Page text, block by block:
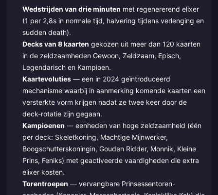
Wedstrijden van drie minuten met regenererend elixer
(1 per 2,8s in normale tijd, halvering tijdens verlenging en
sudden death).
Decks van 8 kaarten gekozen uit meer dan 120 kaarten
in de zeldzaamheden Gewoon, Zeldzaam, Episch,
Legendarisch en Kampioen.
Kaartevoluties— een in 2024 geïntroduceerd
mechanisme waarbij in aanmerking komende kaarten een
versterkte vorm krijgen nadat ze twee keer door de
deck-rotatie zijn gegaan.
Kampioenen — eenheden van hoge zeldzaamheid (één
per deck: Skeletkoning, Machtige Mijnwerker,
Boogschutterskoningin, Gouden Ridder, Monnik, Kleine
Prins, Feniks) met geactiveerde vaardigheden die extra
elixer kosten.
Torentroepen — vervangbare Prinsessentoren-